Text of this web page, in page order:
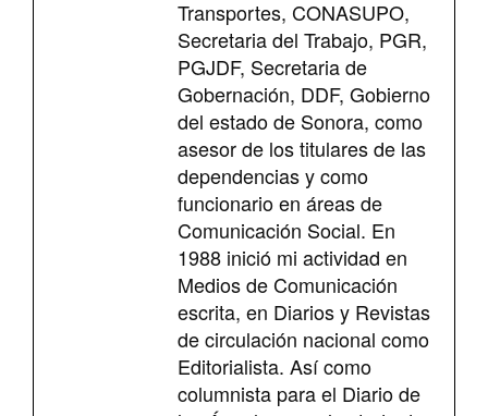
Transportes, CONASUPO,
Secretaria del Trabajo, PGR,
PGJDF, Secretaria de
Gobernación, DDF, Gobierno
del estado de Sonora, como
asesor de los titulares de las
dependencias y como
funcionario en áreas de
Comunicación Social. En
1988 inició mi actividad en
Medios de Comunicación
escrita, en Diarios y Revistas
de circulación nacional como
Editorialista. Así como
columnista para el Diario de